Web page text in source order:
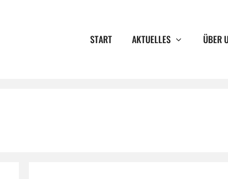
START AKTUELLES ÜBER